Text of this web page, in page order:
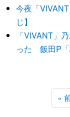
今夜「
じ】
「VIVANT」
った 飯田P「
«